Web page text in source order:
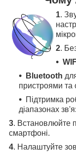
1.
2.
Bluetooth
пристроями та
Підтримка
діапазонах
3. Встановлюйте
смартфоні.
4. Налаштуйте